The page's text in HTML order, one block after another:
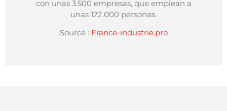
con unas 3.500 empresas, que emplean a
unas 122.000 personas.
Source : France-industrie.pro